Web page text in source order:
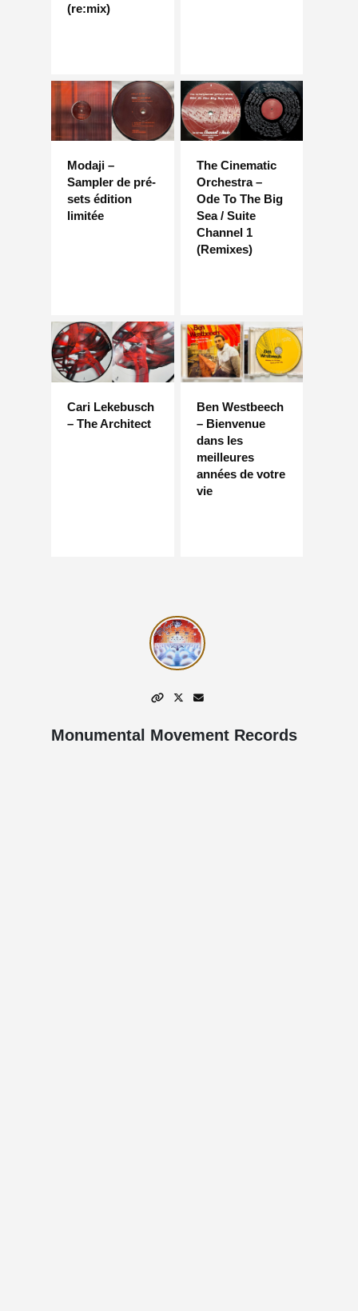
(re:mix)
Modaji –
Sampler de pré-
sets édition
limitée
The Cinematic
Orchestra –
Ode To The Big
Sea / Suite
Channel 1
(Remixes)
Cari Lekebusch
– The Architect
Ben Westbeech
– Bienvenue
dans les
meilleures
années de votre
vie
Monumental Movement Records